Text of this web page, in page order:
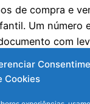
Cookies
de compra e
Um número
com
quarta-feira (23)